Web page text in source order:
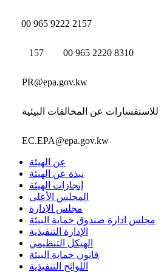
00 965 9222 2157
157 00 965 2220 8310
PR@epa.gov.kw
للاستفسارات عن المخالفات البيئية
EC.EPA@epa.gov.kw
عن الهيئة
نبذة عن الهيئة
إنجازات الهيئة
المجلس الأعلى
مجلس الإدارة
مجلس ادارة صندوق حماية البيئة
الإدارة التنفيذية
الهيكل التنظيمي
قانون حماية البيئة
اللوائح التنفيذية